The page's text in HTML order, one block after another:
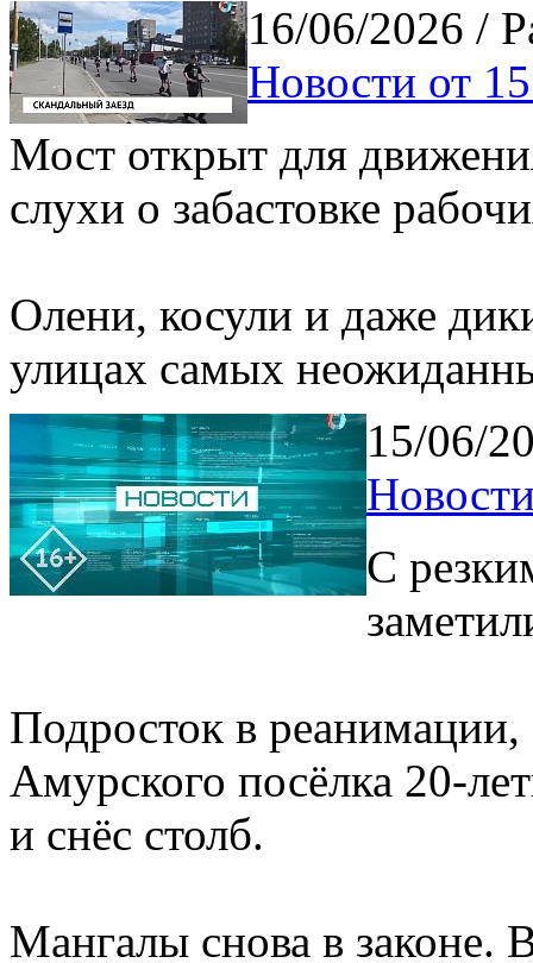
16/06/2026 /
Новости от
Мост открыт для
слухи о забастовке
Олени, косули и даже
улицах самых
15/06/
С
Подросток в
Амурского посёлка 20-
и снёс столб.
Мангалы снова в законе.